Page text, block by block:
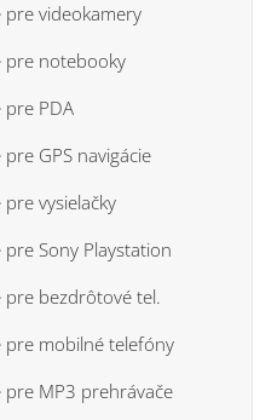
pre videokamery
pre notebooky
pre PDA
pre GPS navigácie
pre vysielačky
pre Sony Playstation
pre bezdrôtové tel.
pre mobilné telefóny
pre MP3 prehrávače